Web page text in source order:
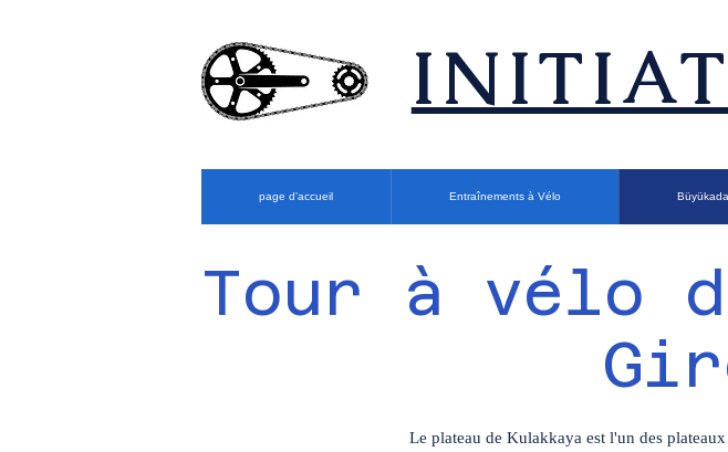
page d'accueil Entraînements à Vélo Büyükada
Tour à vélo
Le plateau de Kulakkaya est l'un des